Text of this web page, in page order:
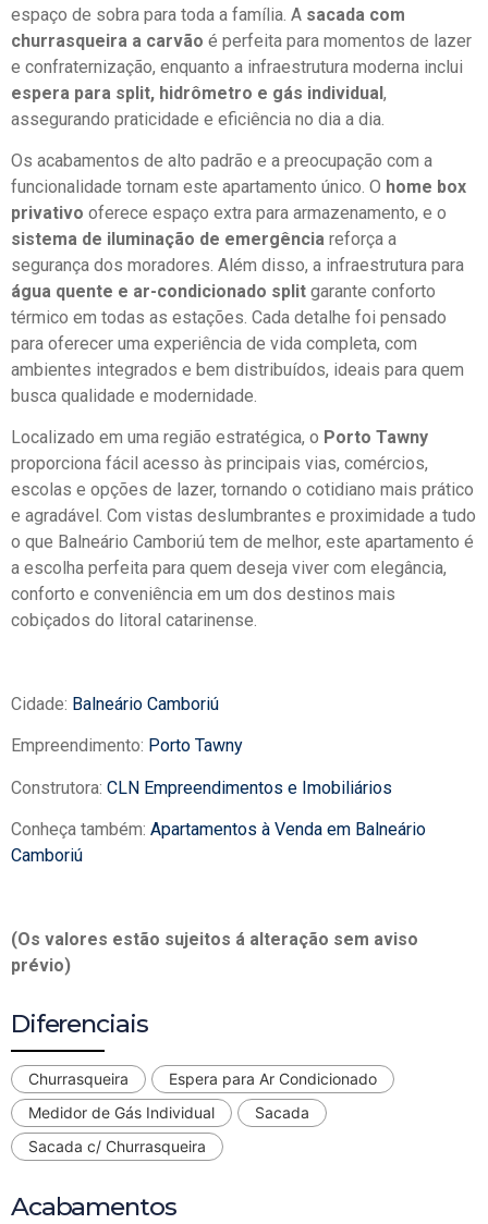
espaço de sobra para toda a família. A sacada com
churrasqueira a carvão é perfeita para momentos de lazer
e confraternização, enquanto a infraestrutura moderna inclui
espera para split, hidrômetro e gás individual,
assegurando praticidade e eficiência no dia a dia.
Os acabamentos de alto padrão e a preocupação com a
funcionalidade tornam este apartamento único. O home box
privativo oferece espaço extra para armazenamento, e o
sistema de iluminação de emergência reforça a
segurança dos moradores. Além disso, a infraestrutura para
água quente e ar-condicionado split garante conforto
térmico em todas as estações. Cada detalhe foi pensado
para oferecer uma experiência de vida completa, com
ambientes integrados e bem distribuídos, ideais para quem
busca qualidade e modernidade.
Localizado em uma região estratégica, o Porto Tawny
proporciona fácil acesso às principais vias, comércios,
escolas e opções de lazer, tornando o cotidiano mais prático
e agradável. Com vistas deslumbrantes e proximidade a tudo
o que Balneário Camboriú tem de melhor, este apartamento é
a escolha perfeita para quem deseja viver com elegância,
conforto e conveniência em um dos destinos mais
cobiçados do litoral catarinense.
Cidade: Balneário Camboriú
Empreendimento: Porto Tawny
Construtora: CLN Empreendimentos e Imobiliários
Conheça também: Apartamentos à Venda em Balneário
Camboriú
(Os valores estão sujeitos á alteração sem aviso
prévio)
Diferenciais
Churrasqueira
Espera para Ar Condicionado
Medidor de Gás Individual
Sacada
Sacada c/ Churrasqueira
Acabamentos